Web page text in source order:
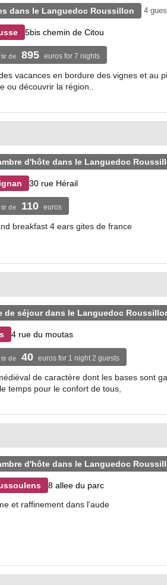
dans le Languedoc Roussillon 4
5bis chemin de Citou
de 895 euros for 7 nights
vacances en bordure des vignes et au
ou découvrir la région..
d'hôte dans le Languedoc
30 rue Hérail
de 110 euros
breakfast 4 ears gites de france
de séjour dans le Languedoc
4 rue du moutas
de 40 euros for 1 night 2 guests
de caractère dont les bases sont
temps pour le confort de tous,
d'hôte dans le Languedoc
8 allee du parc
et raffinement dans l'aude